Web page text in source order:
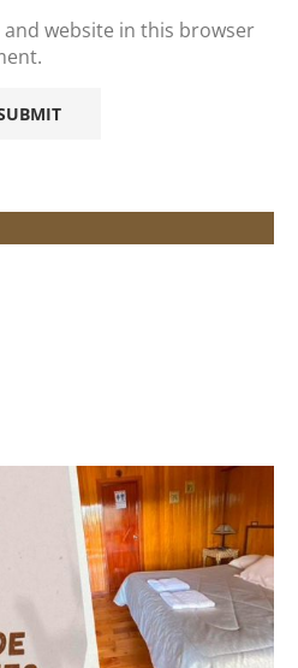
and website in this browser